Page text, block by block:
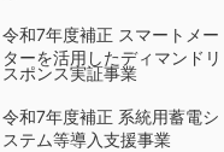
令和7年度補正 スマートメー
ターを活用したディマンドリ
スポンス実証事業
令和7年度補正 系統用蓄電シ
ステム等導入支援事業